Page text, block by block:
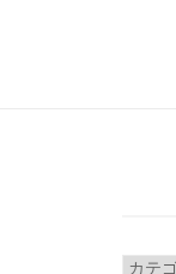
シ
カ